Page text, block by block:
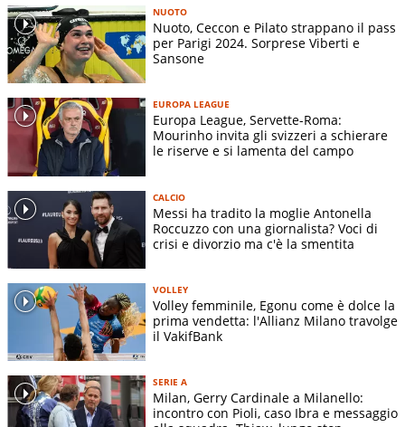
NUOTO
Nuoto, Ceccon e Pilato strappano il pass
per Parigi 2024. Sorprese Viberti e
Sansone
EUROPA LEAGUE
Europa League, Servette-Roma:
Mourinho invita gli svizzeri a schierare
le riserve e si lamenta del campo
CALCIO
Messi ha tradito la moglie Antonella
Roccuzzo con una giornalista? Voci di
crisi e divorzio ma c'è la smentita
VOLLEY
Volley femminile, Egonu come è dolce la
prima vendetta: l'Allianz Milano travolge
il VakifBank
SERIE A
Milan, Gerry Cardinale a Milanello:
incontro con Pioli, caso Ibra e messaggio